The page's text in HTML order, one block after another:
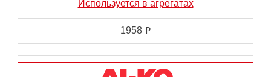
Используется в агрегатах
1958 i